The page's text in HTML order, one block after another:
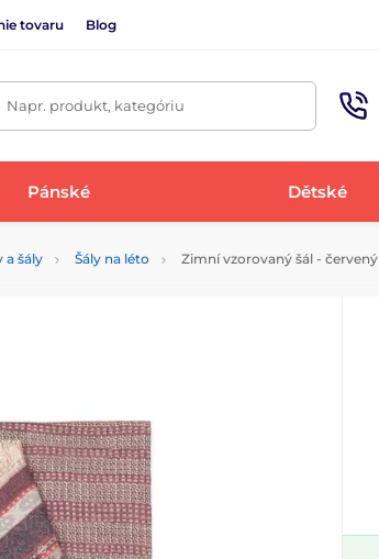
tovaru Blog
Napr. produkt, kategóriu
Pánské Dětské
a šály Šály na léto Zimní vzorovaný šál - červený